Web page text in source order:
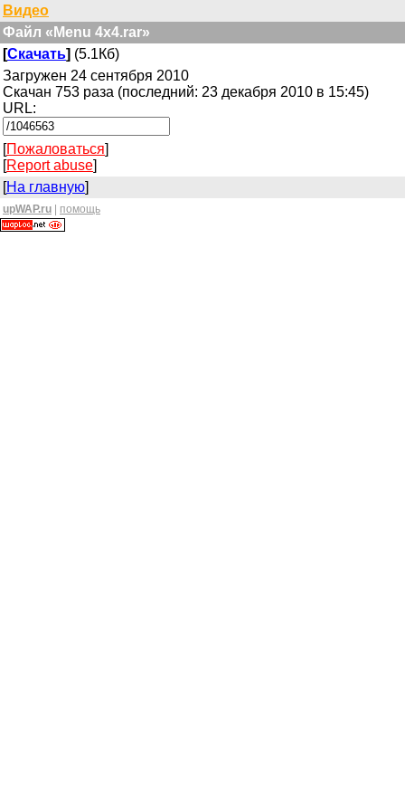
Видео
Файл «Menu 4x4.rar»
[Скачать] (5.1Кб)
Загружен 24 сентября 2010
Скачан 753 раза (последний: 23 декабря 2010 в 15:45)
URL:
[Пожаловаться]
[Report abuse]
[На главную]
upWAP.ru помощь